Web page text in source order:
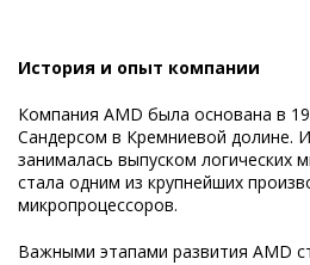
История и опыт компании
Компания AMD была основана в
Сандерсом в Кремниевой долине.
занималась выпуском логических
стала одним из крупнейших
микропроцессоров.
Важными этапами развития AMD